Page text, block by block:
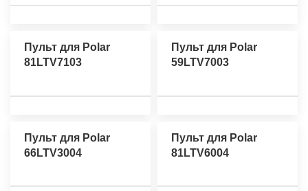
Пульт для Polar
81LTV7103
Пульт для Polar
59LTV7003
Пульт для Polar
66LTV3004
Пульт для Polar
81LTV6004